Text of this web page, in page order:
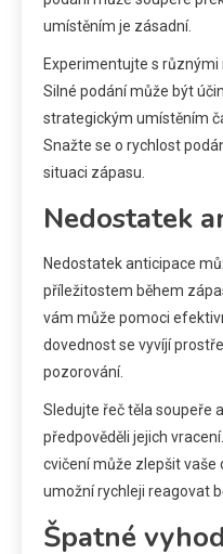
umístěním je zásadní.
Experimentujte s
Silné podání může být
strategickým umístěním
Snažte se o rychlost
situaci zápasu.
Nedostatek
Nedostatek anticipace
příležitostem během
vám může pomoci
dovednost se vyvíjí
pozorování.
Sledujte řeč těla soupeře
předpověděli jejich
cvičení může zlepšit vaše
umožní rychleji reagovat
Špatné